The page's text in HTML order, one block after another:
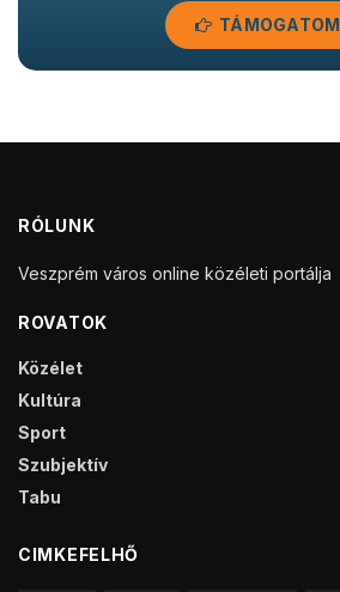
TÁMOGATOM
RÓLUNK
Veszprém város online közéleti portálja
ROVATOK
Közélet
Kultúra
Sport
Szubjektív
Tabu
CIMKEFELHŐ